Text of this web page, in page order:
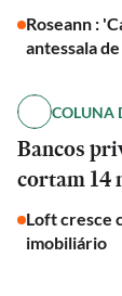
Roseann :
antessala
COLUNA
Bancos
cortam 14
Loft cresce
imobiliário